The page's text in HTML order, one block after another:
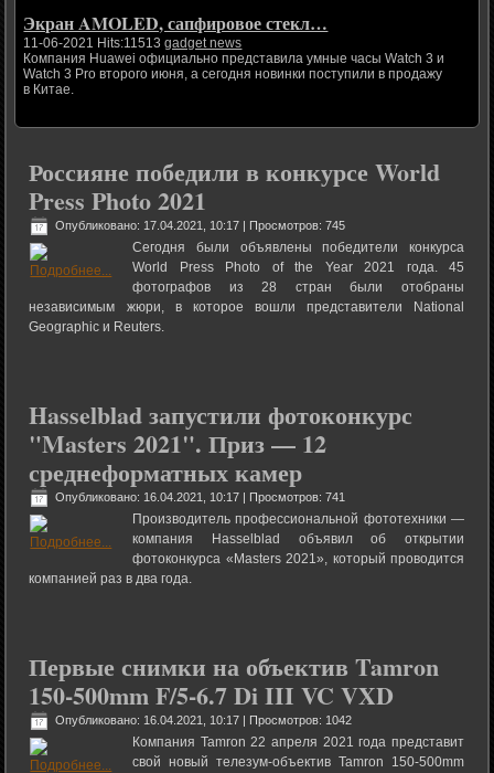
Экран AMOLED, сапфировое стекл…
11-06-2021 Hits:11513gadget news
Компания Huawei официально представила умные часы Watch 3 и
Watch 3 Pro второго июня, а сегодня новинки поступили в продажу
в Китае.
Россияне победили в конкурсе World
Press Photo 2021
Опубликовано: 17.04.2021, 10:17 | Просмотров: 745
Сегодня были объявлены победители конкурса
World Press Photo of the Year 2021 года. 45
фотографов из 28 стран были отобраны
независимым жюри, в которое вошли представители National
Geographic и Reuters.
Hasselblad запустили фотоконкурс
"Masters 2021". Приз — 12
среднеформатных камер
Опубликовано: 16.04.2021, 10:17 | Просмотров: 741
Производитель профессиональной фототехники —
компания Hasselblad объявил об открытии
фотоконкурса «Masters 2021», который проводится
компанией раз в два года.
Первые снимки на объектив Tamron
150-500mm F/5-6.7 Di III VC VXD
Опубликовано: 16.04.2021, 10:17 | Просмотров: 1042
Компания Tamron 22 апреля 2021 года представит
свой новый телезум-объектив Tamron 150-500mm